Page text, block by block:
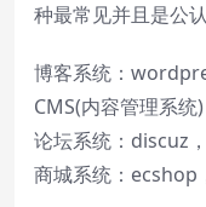
种最常见并且是公
博客系统：
CMS(内容管理系
论坛系统：discuz
商城系统：ecshop